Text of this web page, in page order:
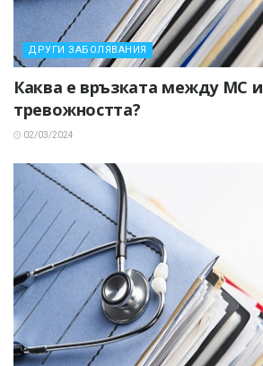
ДРУГИ ЗАБОЛЯВАНИЯ
Каква е връзката между МС и
тревожността?
02/03/2024